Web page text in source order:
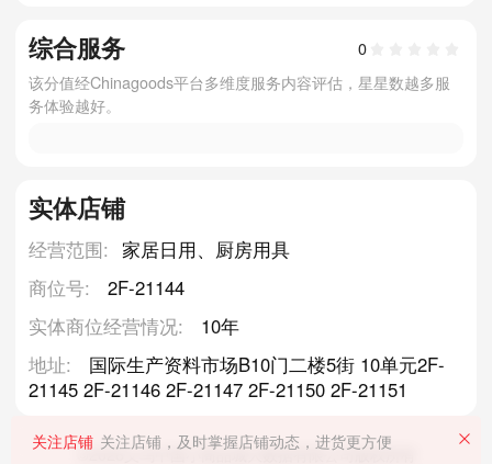
综合服务
0
该分值经Chinagoods平台多维度服务内容评估，星星数越多服
务体验越好。
实体店铺
经营范围:
家居日用、厨房用具
商位号:
2F-21144
实体商位经营情况:
10年
地址:
国际生产资料市场B10门二楼5街 10单元2F-
21145 2F-21146 2F-21147 2F-21150 2F-21151
©2026义乌中国小商品城大数据有限公司版权所有
关注店铺 关注店铺，及时掌握店铺动态，进货更方便